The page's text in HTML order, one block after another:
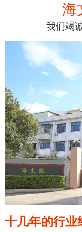
海
我们竭
十几年的行业